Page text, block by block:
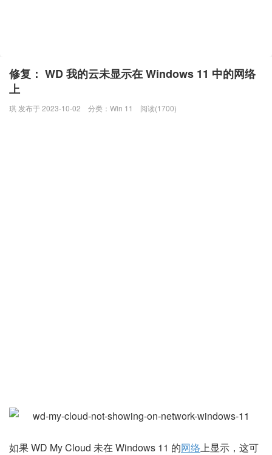
修复： WD 我的云未显示在 Windows 11 中的网络
上
琪 发布于 2023-10-02 分类： Win 11 阅读(1700)
如果 WD My Cloud 未在 Windows 11 的网络上显示，这可